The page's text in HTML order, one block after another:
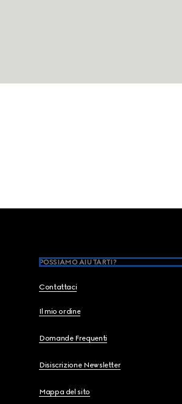
POSSIAMO AIUTARTI?
Contattaci
Il mio ordine
Domande Frequenti
Disiscrizione Newsletter
Mappa del sito